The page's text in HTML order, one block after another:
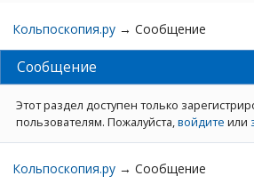
Кольпоскопия.ру → Сообщение
Сообщение
Этот раздел доступен только
пользователям. Пожалуйста,войдите или
Кольпоскопия.ру → Сообщение